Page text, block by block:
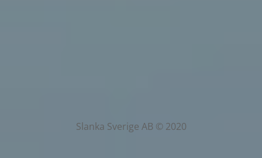
Slanka Sverige AB © 2020